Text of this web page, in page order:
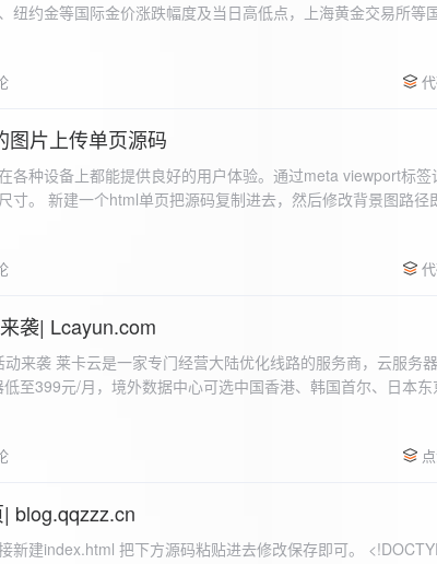
纽约金等国际金价涨跌幅度及当日高低点，上海黄金交易所等
图片上传单页源码
各种设备上都能提供良好的用户体验。通过meta viewport标签
寸。 新建一个html单页把源码复制进去，然后修改背景图路径
*/ color:袭| Lcayun.com
，云服务器低至
至399元/月，境外数据中心可选中国香港、韩国首尔、日本东
blog.qqzzz.cn
items: center; } .flow-card::before, .flow-card-top::before { content: ''; position: absolute; top: -10px; right: -10px; width: 80px; height: 80px; background: rgba(255, 255, 255, 0.1); border-radius: 50%; } .flow-card .text-content, .flow-card-top h3 { flex: 1; text-align: left; color: #ffffff; font-size: 16px; margin: 0; } .flow-card h2 { color: #ffffff; font-size: 18px; margin-bottom: 4px; font-weight: 600; } .flow-card p { color: rgba(255, 255, 255, 0.9); font-size: 14px; margin-bottom: 0; } .flow-card a, .flow-card-top a { display: inline-block; background: #ffffff; color: #2b5876; padding: 8px 0; border-radius: 50px; font-size: 15px; cursor: pointer; transition: all 0.3s ease; font-weight: 600; text-decoration: none; box-shadow: 0 4px 10px rgba(0, 0, 0, 0.1); margin: 0 5px; white-space: nowrap; width: 110px; text-align: center; } /* 所有按钮统一样式 */ .flow-card .buttons a, .flow-card-top .buttons a { background: #ffffff; color: #2b5876; } .flow-card .buttons a:hover, .flow-card-top .buttons a:hover { background: #f8f9fa; transform: translateY(-2px); box-shadow: 0 6px 15px rgba(0, 0, 0, 0.2); } .flow-card .buttons, .flow-card-top .buttons { display: flex; align-items: center; justify-content: flex-end; flex-wrap: nowrap; } .flow-card a:hover, .flow-card-top a:hover { transform: translateY(-2px); box-shadow: 0 6px 15px rgba(0, 0, 0, 0.2); background: #f8f9fa; } .flow-card-top { margin-bottom: 10px; } /* 导航网格样式 */ .nav-grid { display: grid; grid-template-columns: repeat(2, 1fr); gap: 25px; width: 100%; margin: 0 auto; padding: 0; } /* 导航项样式 */ .nav-item { background: hsl(230, 10%, 33%); border-radius: 12px; padding: 12px; text-align: center; box-shadow: none; transition: all 0.3s ease; min-height: 75px; position: relative; } .nav-item:hover { transform: none; background: hsl(230, 10%, 38%); } .nav-item a { text-decoration: none; color: inherit; display: block; text-align: center; } .nav-item h3 { color: #ffffff; font-size: 17px; margin-bottom: 8px; } .nav-item p { color: rgba(255, 255, 255, 0.9); font-size: 16px; margin-bottom: 4px; } .nav-item .status { position: absolute; bottom: -20px; left: 0; right: 0; color: #ff6b6b; font-size: 12px; text-align: center; font-weight: 500; } /* 底部导航样式 */ .float-nav { display: none; } @media (max-width: 768px) { body { padding-bottom: 20px; } .container { padding: 10px; } .main-box { padding: 15px; margin: 5px; } .header { margin-bottom: 15px; padding-bottom: 10px; } .nav-grid { gap: 15px; } .flow-card, .flow-card-top { padding: 12px; margin-bottom: 10px; flex-direction: column; } .flow-card .text-content, .flow-card-top h3 { text-align: center; margin-bottom: 12px; font-size: 16px; } .flow-card h2 { font-size: 16px; margin-bottom: 5px; text-align: center; } .flow-card p { font-size: 13px; text-align: center; padding: 0 5px; } .flow-card a, .flow-card-top a, .flow-card .buttons a, .flow-card-top .buttons a { padding: 7px 0; font-size: 14px; margin: 0 4px; width: 95px; text-align: center; background: #ffffff; color: #2b5876; } .flow-card .buttons, .flow-card-top .buttons { justify-content: center; width: 100%; margin-top: 5px; } .nav-item { padding: 12px; min-height: 70px; width: 100%; } .header h1 { font-size: 24px; } .notice p { font-size: 14px; } .copyright { padding: 10px 0; font-size: 12px; } } /* 版权信息样式 */ .copyright { text-align: center; padding: 15px 0; color: #6c757d; font-size: 13px; letter-spacing: 0.5px; width: 100%; max-width: 1200px; margin: 0 auto; } /* 弹窗样式 */ .modal-overlay { position: fixed; top: 0; left: 0; right: 0; bottom: 0; background: rgba(0, 0, 0, 0.4); display: flex; justify-content: center; align-items: center; z-index: 10000; } .modal { background: white; border: 1px solid #e9ecef; padding: 25px; border-radius: 15px; width: 90%; max-width: 3